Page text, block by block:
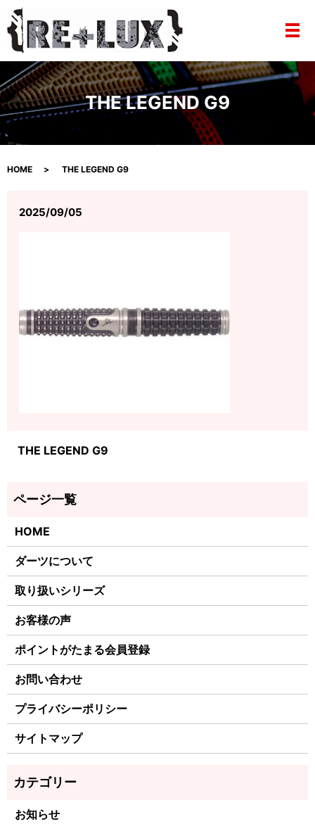
メ
THE LEGEND G9
HOME THE LEGEND G9
2025/09/05
THE LEGEND G9
HOME
ダーツについて
取り扱いシリーズ
お客様の声
ポイントがたまる会員登録
お問い合わせ
プライバシーポリシー
サイトマップ
お知らせ